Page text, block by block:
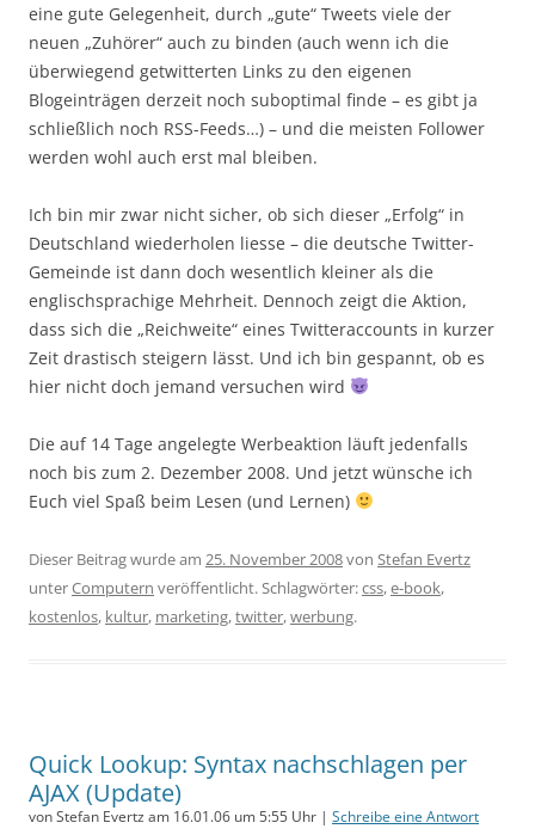
eine gute Gelegenheit, durch „gute“ Tweets viele der
neuen „Zuhörer“ auch zu binden (auch wenn ich die
überwiegend getwitterten Links zu den eigenen
Blogeinträgen derzeit noch suboptimal finde – es gibt ja
schließlich noch RSS-Feeds…) – und die meisten Follower
werden wohl auch erst mal bleiben.
Ich bin mir zwar nicht sicher, ob sich dieser „Erfolg“ in
Deutschland wiederholen liesse – die deutsche Twitter-
Gemeinde ist dann doch wesentlich kleiner als die
englischsprachige Mehrheit. Dennoch zeigt die Aktion,
dass sich die „Reichweite“ eines Twitteraccounts in kurzer
Zeit drastisch steigern lässt. Und ich bin gespannt, ob es
hier nicht doch jemand versuchen wird
Die auf 14 Tage angelegte Werbeaktion läuft jedenfalls
noch bis zum 2. Dezember 2008. Und jetzt wünsche ich
Euch viel Spaß beim Lesen (und Lernen)
Dieser Beitrag wurde am 25. November 2008von Stefan Evertz
unterComputern veröffentlicht. Schlagwörter:css,e-book,
kostenlos, kultur, marketing,twitter,werbung.
Quick Lookup: Syntax nachschlagen per
AJAX (Update)
von Stefan Evertz am 16.01.06 um 5:55 Uhr | Schreibe eine Antwort